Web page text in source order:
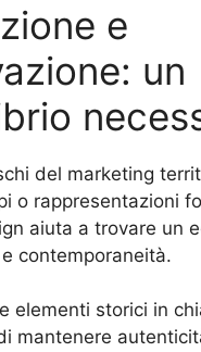
e
un
del marketing
o rappresentazioni
aiuta a trovare un
contemporaneità.
elementi storici in
mantenere